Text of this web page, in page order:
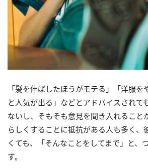
「髪を伸ばしたほうがモテる」「洋服を
と人気が出る」などとアドバイスされて
ないし、そもそも意見を聞き入れること
らしくすることに抵抗がある人も多く、
くても、「そんなことをしてまで」と、
す。